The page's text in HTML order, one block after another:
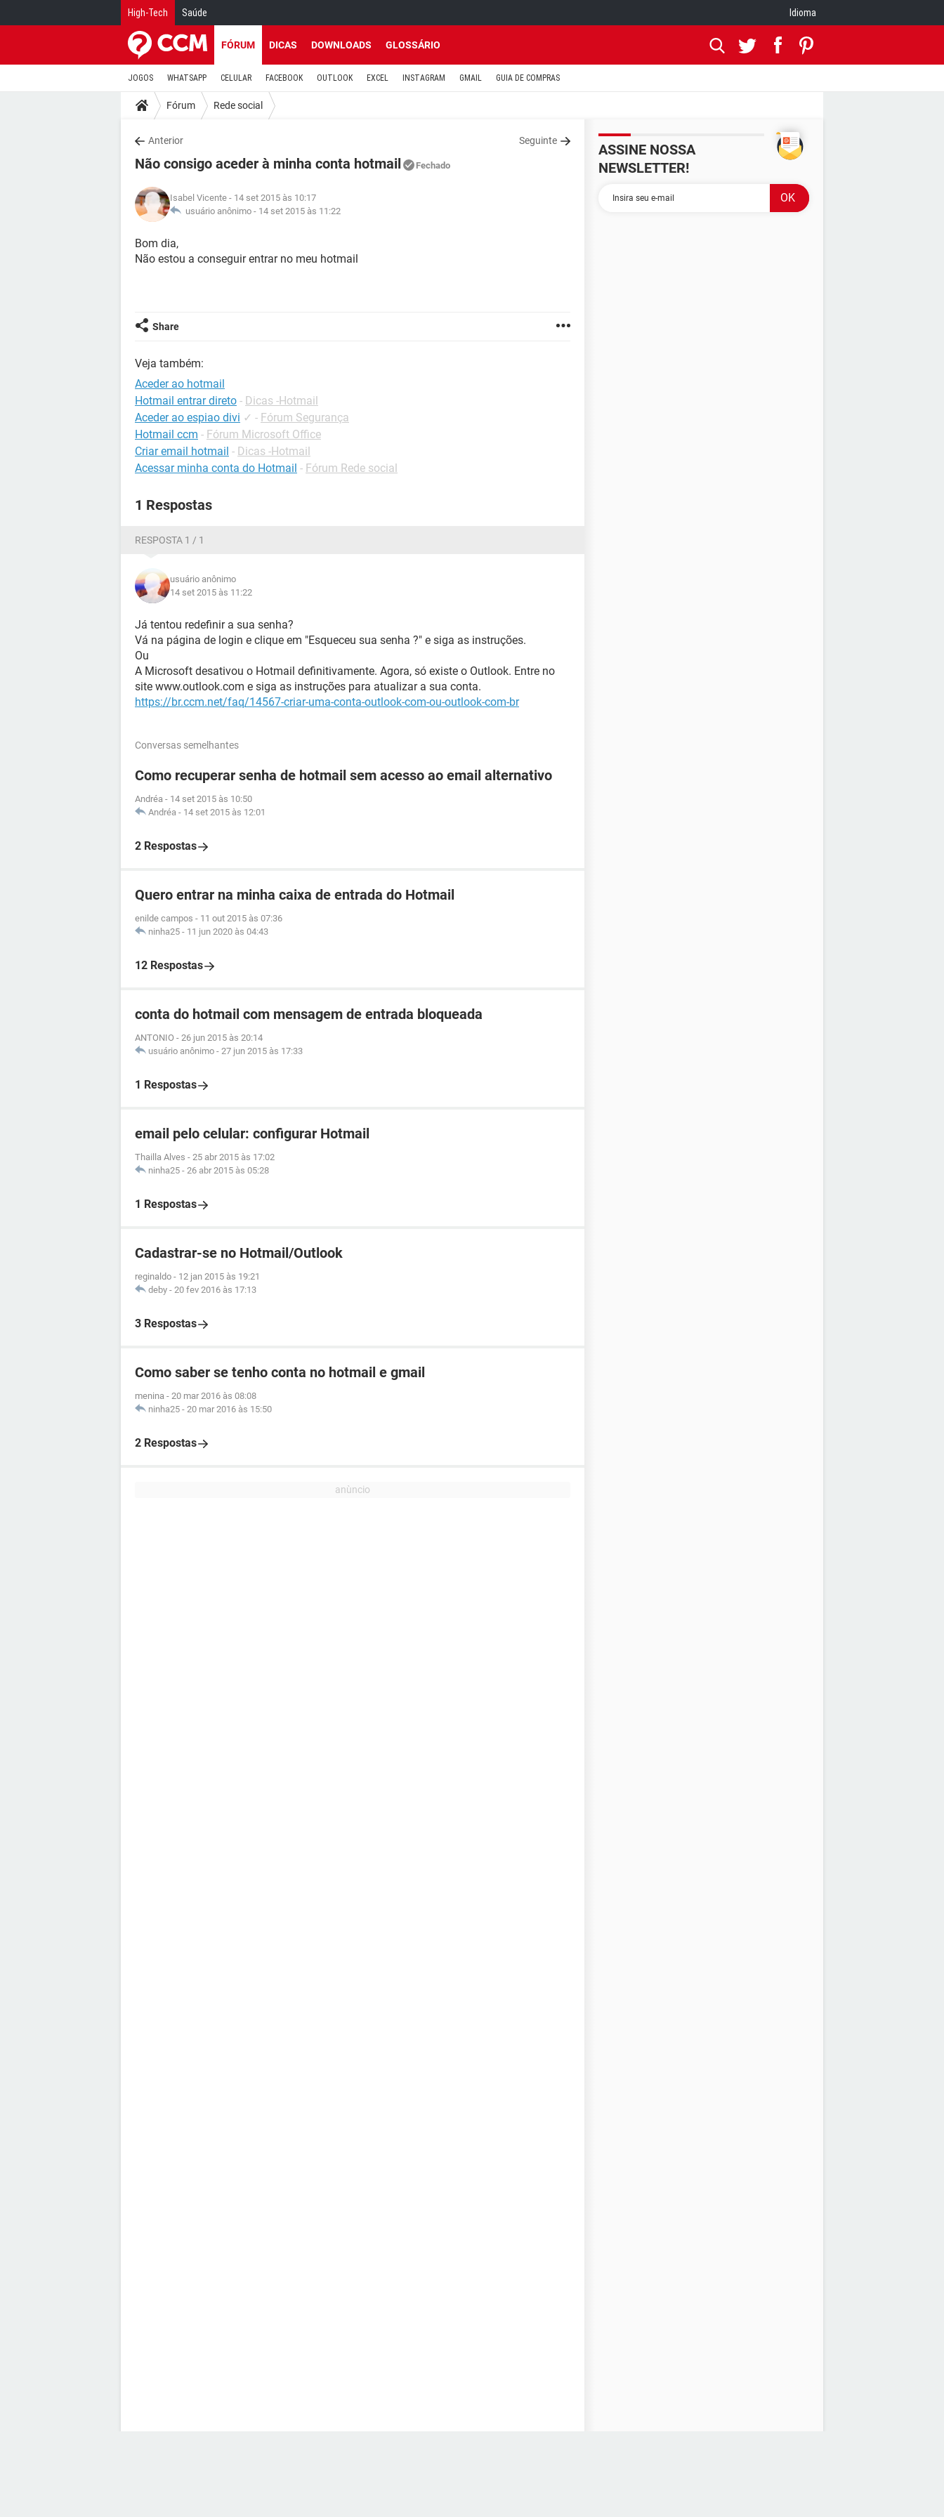
High-Tech Saúde Idioma
FÓRUM DICAS DOWNLOADS GLOSSÁRIO
JOGOS WHATSAPP CELULAR FACEBOOK OUTLOOK EXCEL INSTAGRAM GMAIL GUIA DE COMPRAS
Fórum Rede social
Anterior Seguinte
Não consigo aceder à minha conta hotmail Fechado
Isabel Vicente - 14 set 2015 às 10:17
usuário anônimo - 14 set 2015 às 11:22
Bom dia,
Não estou a conseguir entrar no meu hotmail
Share
Veja também:
Aceder ao hotmail
Hotmail entrar direto - Dicas -Hotmail
Aceder ao espiao divi ✓ - Fórum Segurança
Hotmail ccm - Fórum Microsoft Office
Criar email hotmail - Dicas -Hotmail
Acessar minha conta do Hotmail - Fórum Rede social
1 Respostas
RESPOSTA 1 / 1
usuário anônimo
14 set 2015 às 11:22
Já tentou redefinir a sua senha?
Vá na página de login e clique em "Esqueceu sua senha ?" e siga as instruções.
Ou
A Microsoft desativou o Hotmail definitivamente. Agora, só existe o Outlook. Entre no
site www.outlook.com e siga as instruções para atualizar a sua conta.
https://br.ccm.net/faq/14567-criar-uma-conta-outlook-com-ou-outlook-com-br
Conversas semelhantes
Como recuperar senha de hotmail sem acesso ao email alternativo
Andréa - 14 set 2015 às 10:50
Andréa - 14 set 2015 às 12:01
2 Respostas
Quero entrar na minha caixa de entrada do Hotmail
enilde campos - 11 out 2015 às 07:36
ninha25 - 11 jun 2020 às 04:43
12 Respostas
conta do hotmail com mensagem de entrada bloqueada
ANTONIO - 26 jun 2015 às 20:14
usuário anônimo - 27 jun 2015 às 17:33
1 Respostas
email pelo celular: configurar Hotmail
Thailla Alves - 25 abr 2015 às 17:02
ninha25 - 26 abr 2015 às 05:28
1 Respostas
Cadastrar-se no Hotmail/Outlook
reginaldo - 12 jan 2015 às 19:21
deby - 20 fev 2016 às 17:13
3 Respostas
Como saber se tenho conta no hotmail e gmail
menina - 20 mar 2016 às 08:08
ninha25 - 20 mar 2016 às 15:50
2 Respostas
ASSINE NOSSA
NEWSLETTER!